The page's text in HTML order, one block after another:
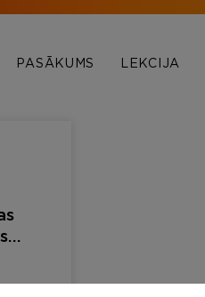
PASĀKUMS LEKCIJA